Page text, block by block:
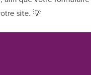
site. 💡